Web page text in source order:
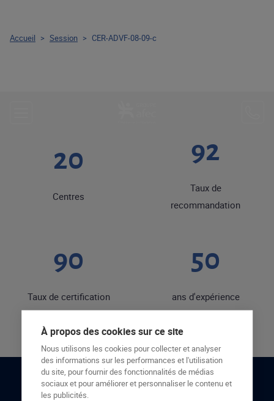
20
Centres
92
Taux de
recommandation
90
Taux de certification
50
ans d'expérience
RESTONS EN CONTACT
Accueil > Session > CER-ADVF-08-09-c
À propos des cookies sur ce site
Nous utilisons les cookies pour collecter et analyser
des informations sur les performances et l'utilisation
du site, pour fournir des fonctionnalités de médias
sociaux et pour améliorer et personnaliser le contenu et
les publicités.